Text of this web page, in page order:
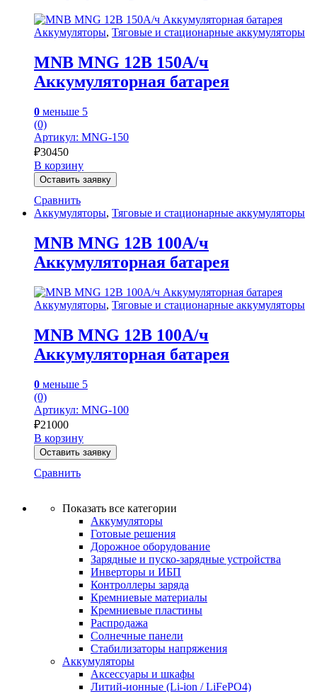
Аккумуляторы, Тяговые и стационарные аккумуляторы
MNB MNG 12В 150А/ч
Аккумуляторная батарея
0 меньше 5
(0)
Артикул: MNG-150
₽30450
В корзину
Оставить заявку
Сравнить
Аккумуляторы, Тяговые и стационарные аккумуляторы
MNB MNG 12В 100А/ч
Аккумуляторная батарея
Аккумуляторы, Тяговые и стационарные аккумуляторы
MNB MNG 12В 100А/ч
Аккумуляторная батарея
0 меньше 5
(0)
Артикул: MNG-100
₽21000
В корзину
Оставить заявку
Сравнить
Показать все категории
Аккумуляторы
Готовые решения
Дорожное оборудование
Зарядные и пуско-зарядные устройства
Инверторы и ИБП
Контроллеры заряда
Кремниевые материалы
Кремниевые пластины
Распродажа
Солнечные панели
Стабилизаторы напряжения
Аккумуляторы
Аксессуары и шкафы
Литий-ионные (Li-ion / LiFePO4)